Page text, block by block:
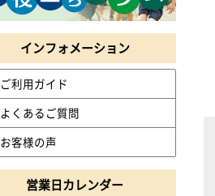
インフォメーション
ご利用ガイド
よくあるご質問
お客様の声
営業日カレンダー